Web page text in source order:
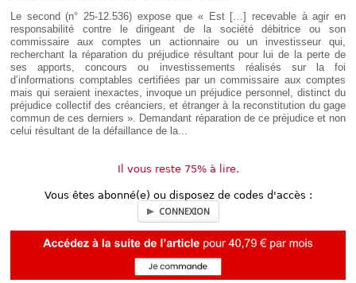
Le second (n° 25-12.536) expose que « Est […] recevable à agir en
responsabilité contre le dirigeant de la société débitrice ou son
commissaire aux comptes un actionnaire ou un investisseur qui,
recherchant la réparation du préjudice résultant pour lui de la perte de
ses apports, concours ou investissements réalisés sur la foi
d’informations comptables certifiées par un commissaire aux comptes
mais qui seraient inexactes, invoque un préjudice personnel, distinct du
préjudice collectif des créanciers, et étranger à la reconstitution du gage
commun de ces derniers ». Demandant réparation de ce préjudice et non
celui résultant de la défaillance de la...
Il vous reste 75% à lire.
Vous êtes abonné(e) ou disposez de codes d'accès :
CONNEXION